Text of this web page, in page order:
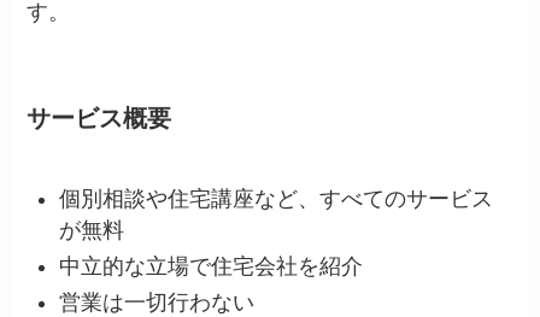
す。
サービス概要
個別相談や住宅講座など、すべてのサービス
が無料
中立的な立場で住宅会社を紹介
営業は一切行わない